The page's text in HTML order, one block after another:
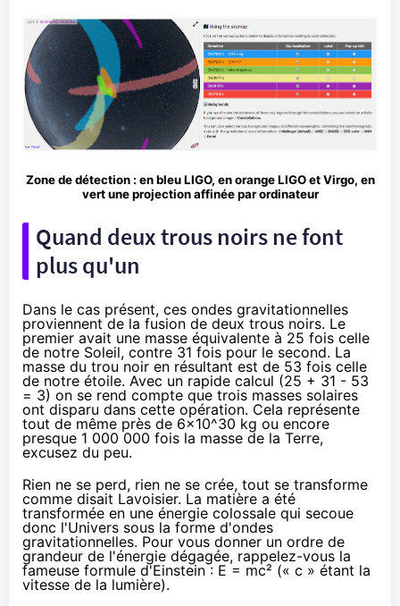
Zone de détection : en bleu LIGO, en orange LIGO et Virgo, en
vert une projection affinée par ordinateur
Quand deux trous noirs ne font
plus qu'un
Dans le cas présent, ces ondes gravitationnelles
proviennent de la fusion de deux trous noirs. Le
premier avait une masse équivalente à 25 fois celle
de notre Soleil, contre 31 fois pour le second. La
masse du trou noir en résultant est de 53 fois celle
de notre étoile. Avec un rapide calcul (25 + 31 - 53
= 3) on se rend compte que trois masses solaires
ont disparu dans cette opération. Cela représente
tout de même près de 6x10^30 kg ou encore
presque 1 000 000 fois la masse de la Terre,
excusez du peu.
Rien ne se perd, rien ne se crée, tout se transforme
comme disait Lavoisier. La matière a été
transformée en une énergie colossale qui secoue
donc l'Univers sous la forme d'ondes
gravitationnelles. Pour vous donner un ordre de
grandeur de l'énergie dégagée, rappelez-vous la
fameuse formule d'Einstein : E = mc² (« c » étant la
vitesse de la lumière).